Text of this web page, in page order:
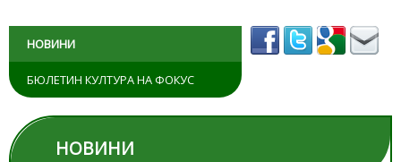
НОВИНИ
БЮЛЕТИН КУЛТУРА НА ФОКУС
НОВИНИ